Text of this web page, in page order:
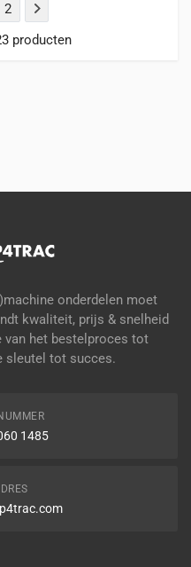
2
producten
onderdelen moet
kwaliteit, prijs & snelheid
van het bestelproces tot
sleutel tot succes.
1485